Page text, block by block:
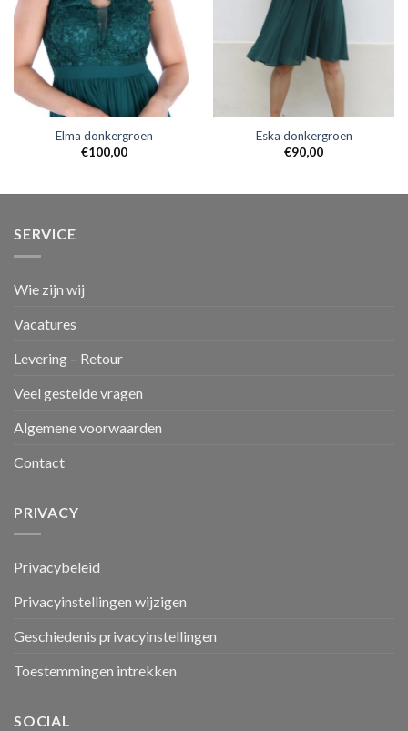
Elma donkergroen
€100,00
Eska donkergroen
€90,00
SERVICE
Wie zijn wij
Vacatures
Levering – Retour
Veel gestelde vragen
Algemene voorwaarden
Contact
PRIVACY
Privacybeleid
Privacyinstellingen wijzigen
Geschiedenis privacyinstellingen
Toestemmingen intrekken
SOCIAL